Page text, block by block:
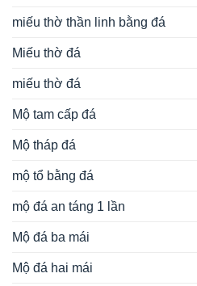
miếu thờ thần linh bằng đá
Miếu thờ đá
miếu thờ đá
Mộ tam cấp đá
Mộ tháp đá
mộ tổ bằng đá
mộ đá an táng 1 lần
Mộ đá ba mái
Mộ đá hai mái